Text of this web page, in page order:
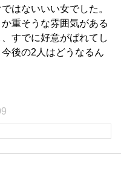
はないいい女でした。
重そうな雰囲気がある
すでに好意がばれてし
後の2人はどうなるん